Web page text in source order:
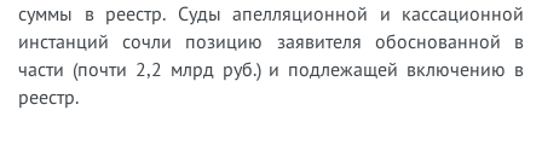
суммы в реестр. Суды апелляционной и кассационной
инстанций сочли позицию заявителя обоснованной в
части (почти 2,2 млрд руб.) и подлежащей включению в
реестр.